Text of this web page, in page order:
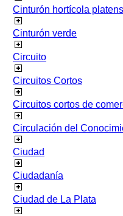
Cinturón hortícola
Cinturón verde
Circuito
Circuitos Cortos
Circuitos cortos de
Circulación del
Ciudad
Ciudadanía
Ciudad de La Plata